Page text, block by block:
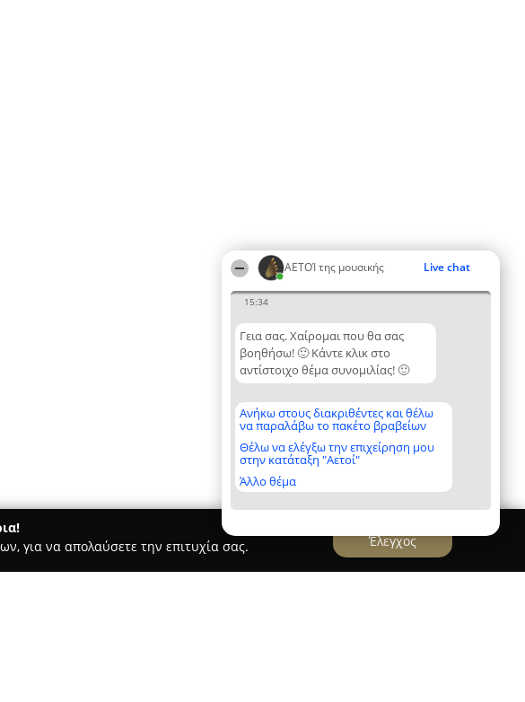
ΑΕΤΟΊ της μουσικής Live chat
15:34
Γεια σας. Χαίρομαι που θα σας
βοηθήσω! 🙂 Κάντε κλικ στο
αντίστοιχο θέμα συνομιλίας! 🙂
Ανήκω στους διακριθέντες και θέλω
να παραλάβω το πακέτο βραβείων
Θέλω να ελέγξω την επιχείρηση μου
στην κατάταξη "Αετοί"
Άλλο θέμα
για να απολαύσετε την επιτυχία σας.
Έλεγχος